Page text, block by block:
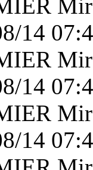
14
14
14